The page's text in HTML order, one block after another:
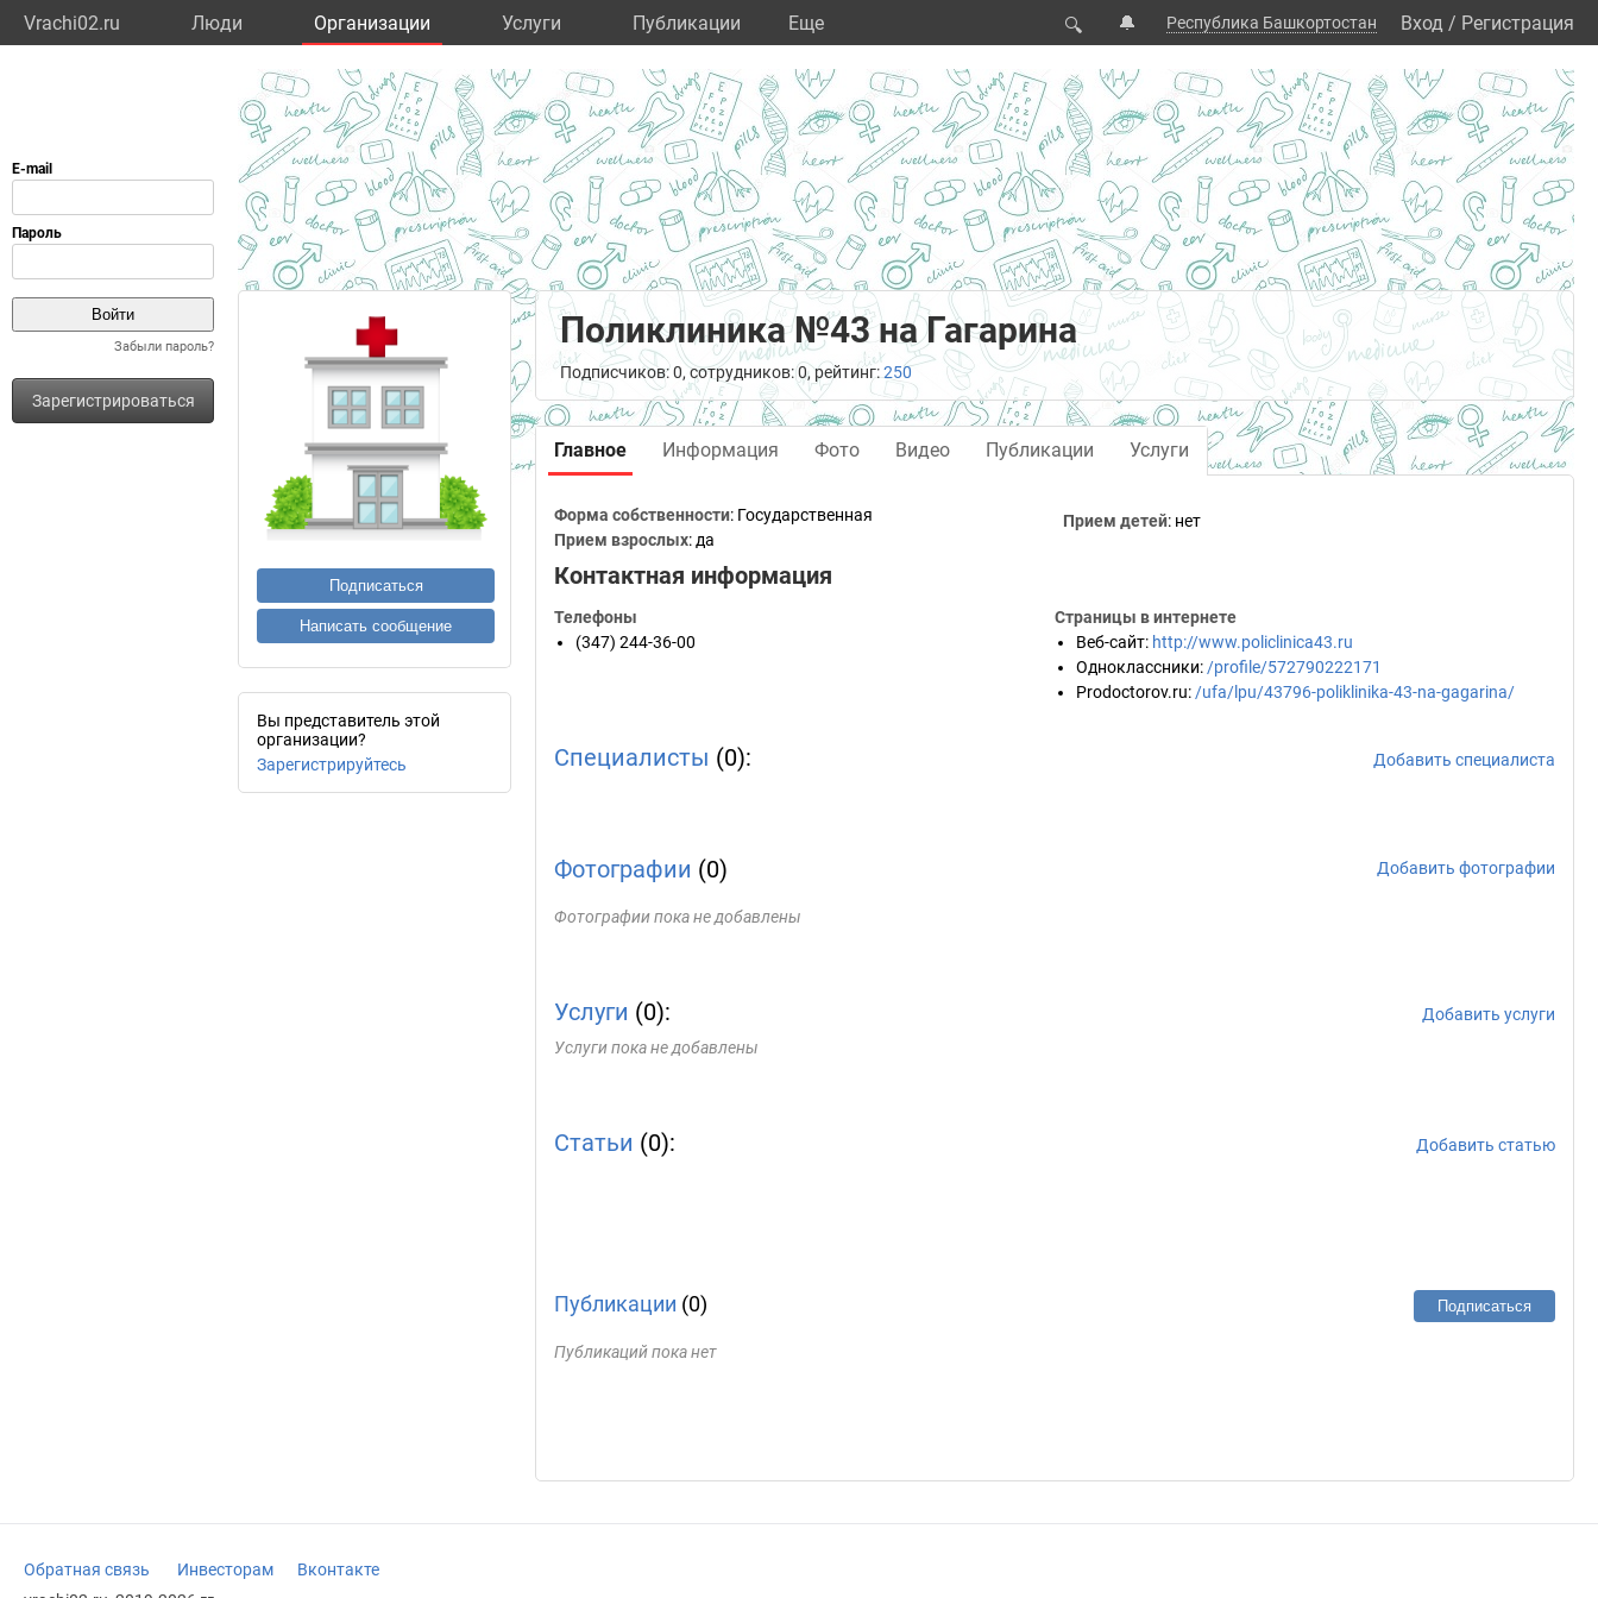
Vrachi02.ru Люди Организации Услуги Публикации Eще 🔍 🔔 Республика Башкортостан Вход / Регистрация
Забыли пароль?
Зарегистрироваться
Подписаться
Написать сообщение
Вы представитель этой
организации?
Зарегистрируйтесь
Поликлиника №43 на Гагарина
Подписчиков: 0, сотрудников: 0, рейтинг:250
Главное Информация Фото Видео Публикации Услуги
Форма собственности: Государственная
Прием взрослых: да
Прием детей: нет
Контактная информация
Телефоны
(347) 244-36-00
Страницы в интернете
Веб-сайт: http://www.policlinica43.ru
Одноклассники: /profile/572790222171
Prodoctorov.ru: /ufa/lpu/43796-poliklinika-43-na-gagarina/
Специалисты (0): Добавить специалиста
Фотографии (0) Добавить фотографии
Фотографии пока не добавлены
Услуги (0):
Добавить услуги
Услуги пока не добавлены
Статьи (0): Добавить статью
Публикации (0) Подписаться
Публикаций пока нет
Обратная связь Инвесторам
Вконтакте